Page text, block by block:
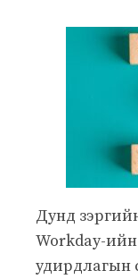
Дунд
Workday-
удирдлагын